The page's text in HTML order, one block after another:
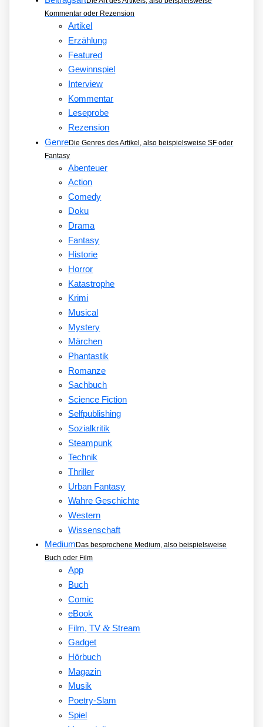
Kommentar oder Rezension
Artikel
Erzählung
Featured
Gewinnspiel
Interview
Kommentar
Leseprobe
Rezension
GenreDie Genres des Artikel, also beispielsweise SF oder
Fantasy
Abenteuer
Action
Comedy
Doku
Drama
Fantasy
Historie
Horror
Katastrophe
Krimi
Musical
Mystery
Märchen
Phantastik
Romanze
Sachbuch
Science Fiction
Selfpublishing
Sozialkritik
Steampunk
Technik
Thriller
Urban Fantasy
Wahre Geschichte
Western
Wissenschaft
Medium Das besprochene Medium, also beispielsweise
Buch oder Film
App
Buch
Comic
eBook
Film, TV&Stream
Gadget
Hörbuch
Magazin
Musik
Poetry-Slam
Spiel